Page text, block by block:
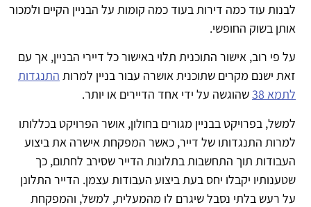
לבנות עוד כמה דירות בעוד כמה קומות על הבניין הקיים ולמכור
אותן בשוק החופשי.
על פי רוב, אישור התוכנית תלוי באישור כל דיירי הבניין, אך עם
זאת ישנם מקרים שתוכנית אושרה עבור בניין למרות התנגדות
לתמא 38
שהוגשה על ידי אחד הדיירים או יותר.
למשל, בפרויקט בבניין מגורים בחולון, אושר הפרויקט בכללותו
למרות התנגדותו של דייר, כאשר המפקחת אישרה את ביצוע
העבודות תוך התחשבות בתלונות הדייר שסירב לחתום, כך
שטענותיו יקבלו יחס בעת ביצוע העבודות עצמן. הדייר התלונן
על רעש בלתי נסבל שיגרם לו מהמעלית, למשל, והמפקחת